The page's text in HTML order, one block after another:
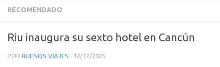
RECOMENDADO
Riu inaugura su sexto hotel en Cancún
POR BUENOS VIAJES · 12/12/2025